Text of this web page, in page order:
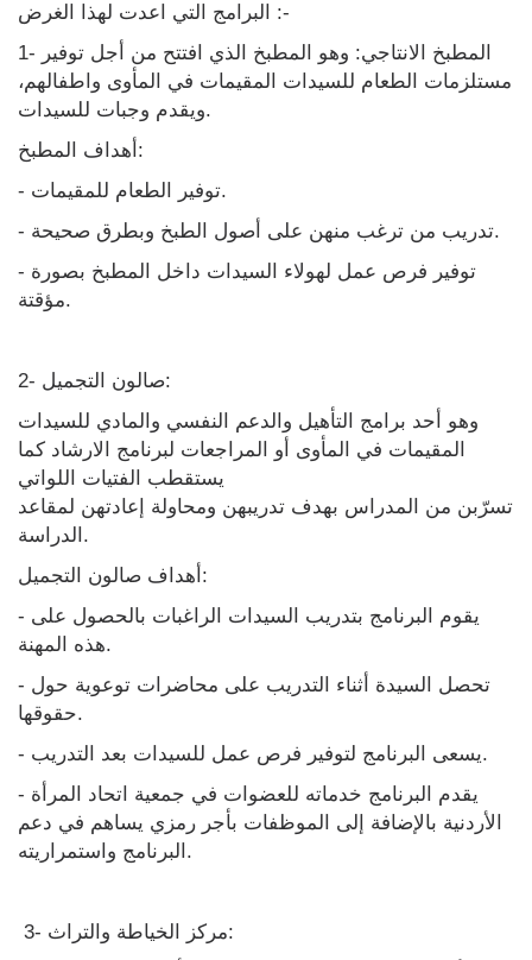
البرامج التي اعدت لهذا الغرض :-
1- المطبخ الانتاجي: وهو المطبخ الذي افتتح من أجل توفير
مستلزمات الطعام للسيدات المقيمات في المأوى واطفالهم،
ويقدم وجبات للسيدات.
أهداف المطبخ:
- توفير الطعام للمقيمات.
- تدريب من ترغب منهن على أصول الطبخ وبطرق صحيحة.
- توفير فرص عمل لهولاء السيدات داخل المطبخ بصورة
مؤقتة.
2- صالون التجميل:
وهو أحد برامج التأهيل والدعم النفسي والمادي للسيدات
المقيمات في المأوى أو المراجعات لبرنامج الارشاد كما
يستقطب الفتيات اللواتي
تسرّبن من المدراس بهدف تدريبهن ومحاولة إعادتهن لمقاعد
الدراسة.
أهداف صالون التجميل:
- يقوم البرنامج بتدريب السيدات الراغبات بالحصول على
هذه المهنة.
- تحصل السيدة أثناء التدريب على محاضرات توعوية حول
حقوقها.
- يسعى البرنامج لتوفير فرص عمل للسيدات بعد التدريب.
- يقدم البرنامج خدماته للعضوات في جمعية اتحاد المرأة
الأردنية بالإضافة إلى الموظفات بأجر رمزي يساهم في دعم
البرنامج واستمراريته.
3- مركز الخياطة والتراث: